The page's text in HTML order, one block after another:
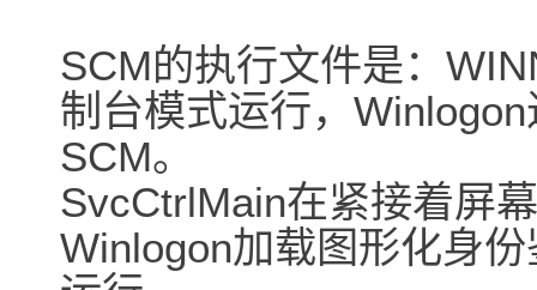
SCM的执行文件是：
制台模式运行，
SCM。
SvcCtrlMain在紧接着屏
Winlogon加载图形化身